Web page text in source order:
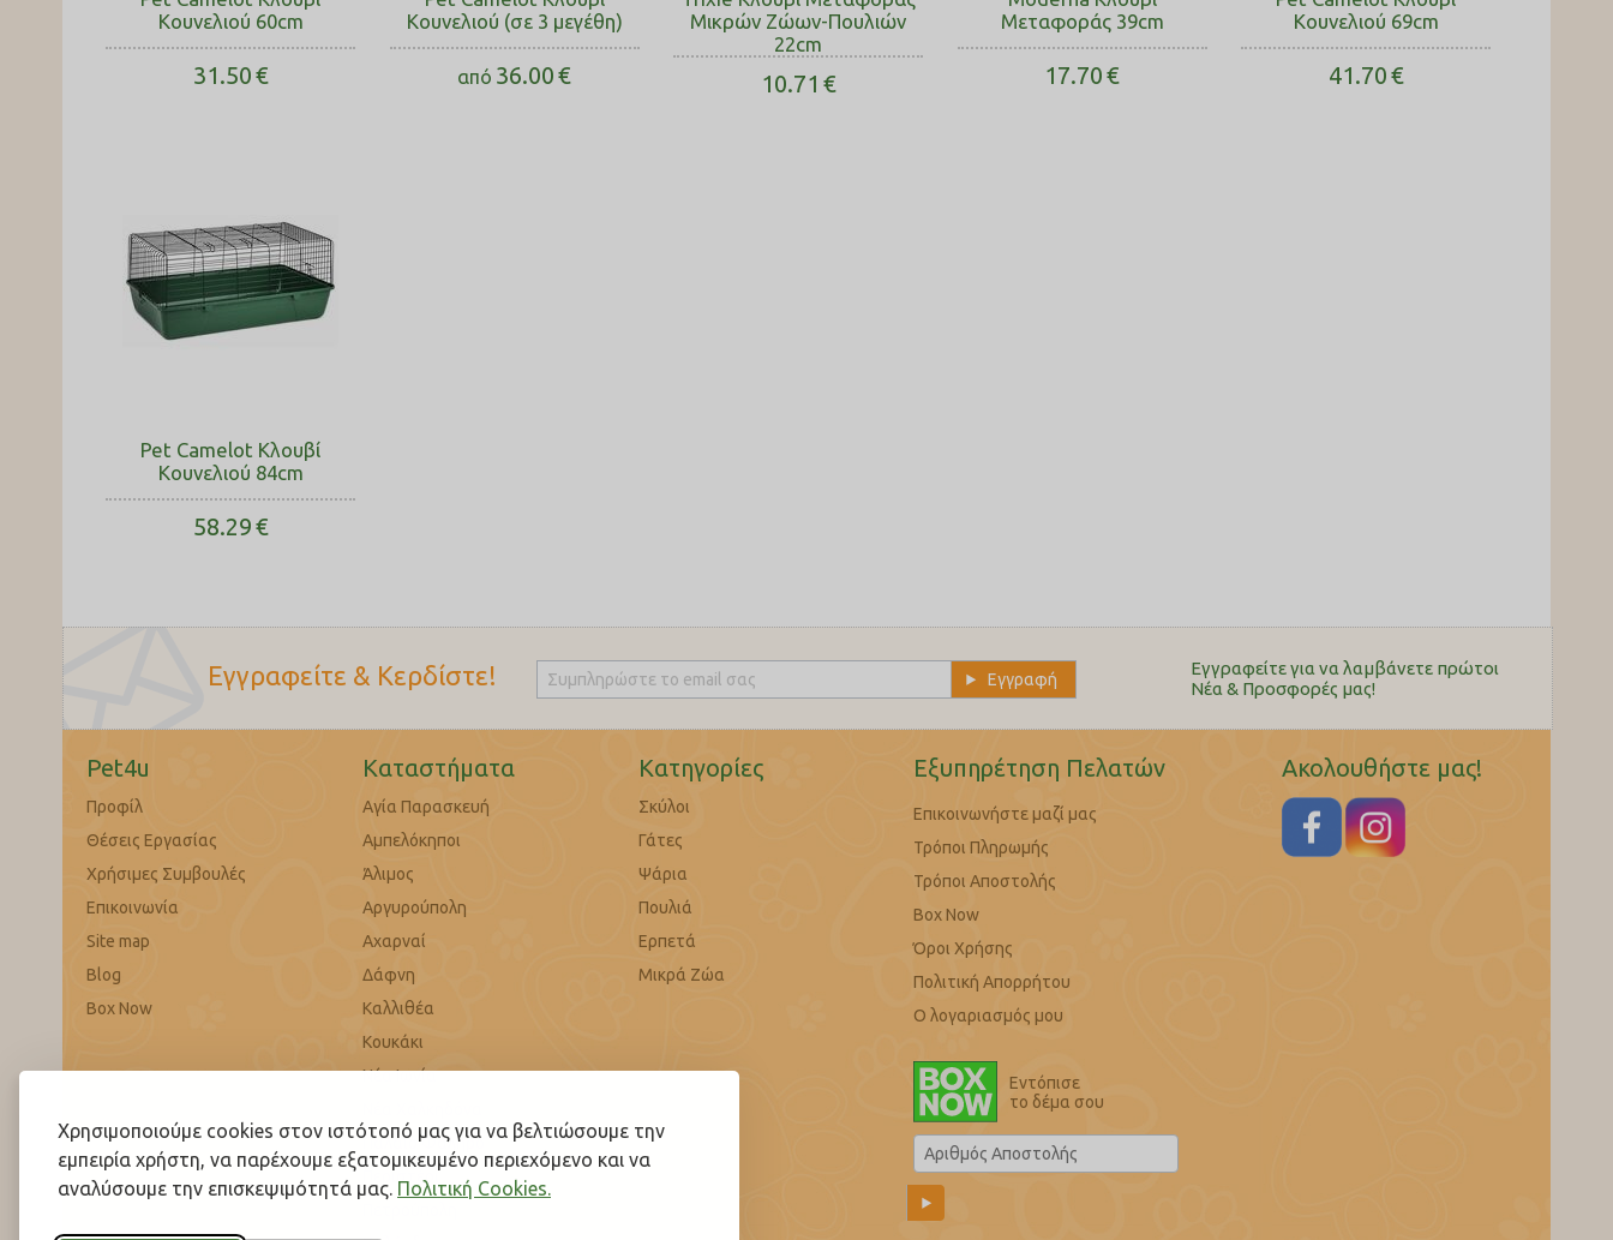
Χρησιμοποιούμε cookies στον ιστότοπό μας για να βελτιώσουμε την
εμπειρία χρήστη, να παρέχουμε εξατομικευμένο περιεχόμενο και να
αναλύσουμε την επισκεψιμότητά μας. Πολιτική Cookies.
Κουνελιού 60cm
31.50€
Κουνελιού (σε 3 μεγέθη)
από 36.00€
Μικρών Ζώων-Πουλιών
22cm
10.71 €
Μεταφοράς 39cm
17.70€
Κουνελιού 69cm
41.70€
Pet Camelot Κλουβί
Κουνελιού 84cm
58.29€
Εγγραφείτε & Κερδίστε!
Εγγραφείτε για να λαμβάνετε πρώτοι
Nέα & Προσφορές μας!
Pet4u
Προφίλ
Θέσεις Εργασίας
Χρήσιμες Συμβουλές
Επικοινωνία
Site map
Blog
Box Now
Καταστήματα
Αγία Παρασκευή
Αμπελόκηποι
Άλιμος
Αργυρούπολη
Αχαρναί
Δάφνη
Καλλιθέα
Κουκάκι
Νέα Ιωνία
Παλαιό Φάληρο
Περιστέρι
Κατηγορίες
Σκύλοι
Γάτες
Ψάρια
Πουλιά
Ερπετά
Μικρά Ζώα
Εξυπηρέτηση Πελατών
Επικοινωνήστε μαζί μας
Τρόποι Πληρωμής
Τρόποι Αποστολής
Box Now
Όροι Χρήσης
Πολιτική Απορρήτου
Ο λογαριασμός μου
Εντόπισε
το δέμα σου
Ακολουθήστε μας!